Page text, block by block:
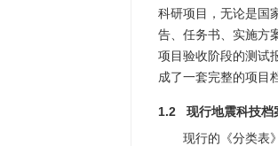
科研项目，无论是国
告、任务书、实施方
项目验收阶段的测试
成了一套完整的项目
1.2 现行地震科技档
现行的《分类表